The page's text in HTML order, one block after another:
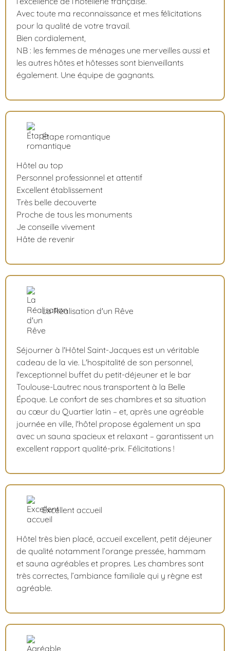
Avec toute ma reconnaissance et mes félicitations
pour la qualité de votre travail.
Bien cordialement,
NB : les femmes de ménages une merveilles aussi et
les autres hôtes et hôtesses sont bienveillants
également. Une équipe de gagnants.
Étape romantique
Hôtel au top
Personnel professionnel et attentif
Excellent établissement
Très belle decouverte
Proche de tous les monuments
Je conseille vivement
Hâte de revenir
La Réalisation d'un Rêve
Séjourner à l'Hôtel Saint-Jacques est un véritable
cadeau de la vie. L'hospitalité de son personnel,
l'exceptionnel buffet du petit-déjeuner et le bar
Toulouse-Lautrec nous transportent à la Belle
Époque. Le confort de ses chambres et sa situation
au cœur du Quartier latin – et, après une agréable
journée en ville, l'hôtel propose également un spa
avec un sauna spacieux et relaxant – garantissent un
excellent rapport qualité-prix. Félicitations !
Excellent accueil
Hôtel très bien placé, accueil excellent, petit déjeuner
de qualité notamment l’orange pressée, hammam
et sauna agréables et propres. Les chambres sont
très correctes, l’ambiance familiale qui y règne est
agréable.